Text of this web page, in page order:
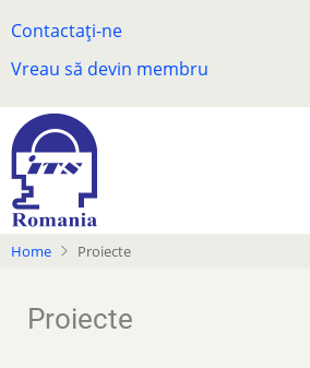
to
main
Contactați-ne
Vreau să devin membru
Home Proiecte
Proiecte